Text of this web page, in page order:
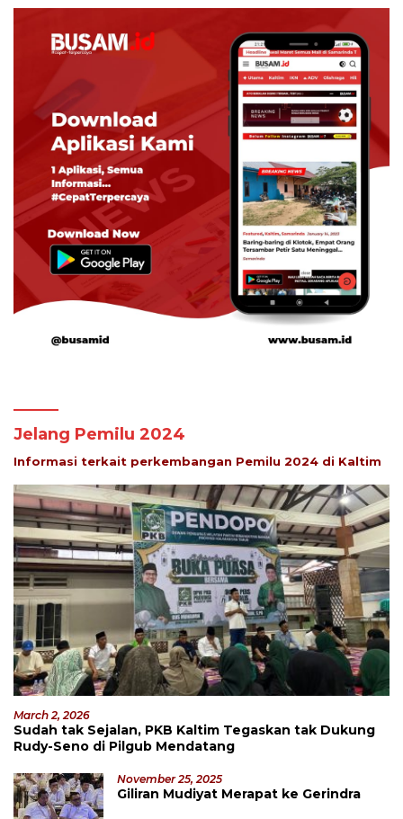
Jelang Pemilu 2024
Informasi terkait perkembangan Pemilu 2024 di Kaltim
March 2, 2026
Sudah tak Sejalan, PKB Kaltim Tegaskan tak Dukung
Rudy-Seno di Pilgub Mendatang
November 25, 2025
Giliran Mudiyat Merapat ke Gerindra